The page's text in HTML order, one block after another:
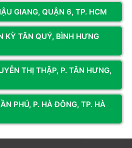
nguồn AC 110~240V/10~16A –
dẫn sử dụng.
tin cậy cao , AIGO CK550 550W là lựa
🎮, dân văn phòng 💼 hay người dùng
bỉ – tiết kiệm điện năngtrong thời
NGUỒN AIGO CK550 550W
CÁP DẸT ĐEN)
0 /5
giá & nhận xét
GIANG, QUẬN 6, TP. HCM
KỲ TÂN QUÝ, BÌNH HƯNG
THỊ THẬP, P. TÂN HƯNG,
PHÚ, P. HÀ ĐÔNG, TP. HÀ